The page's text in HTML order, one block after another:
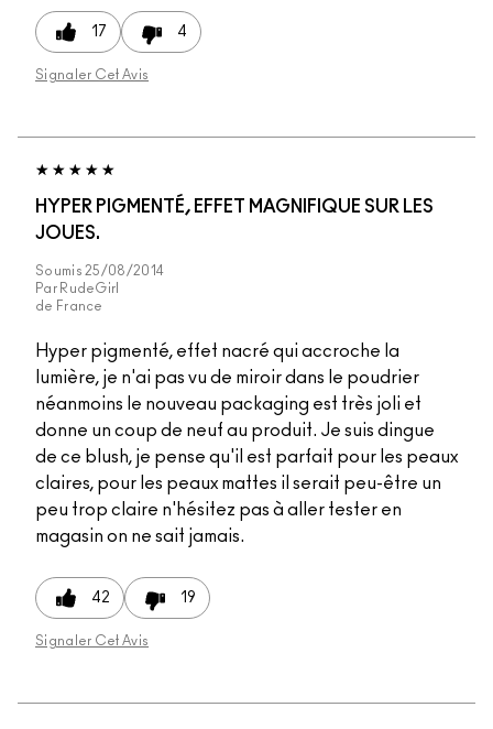
17 4
Signaler Cet Avis
HYPER PIGMENTÉ, EFFET MAGNIFIQUE SUR LES
JOUES.
Soumis 25/08/2014
Par RudeGirl
de France
Hyper pigmenté, effet nacré qui accroche la
lumière, je n'ai pas vu de miroir dans le poudrier
néanmoins le nouveau packaging est très joli et
donne un coup de neuf au produit. Je suis dingue
de ce blush, je pense qu'il est parfait pour les peaux
claires, pour les peaux mattes il serait peu-être un
peu trop claire n'hésitez pas à aller tester en
magasin on ne sait jamais.
42 19
Signaler Cet Avis